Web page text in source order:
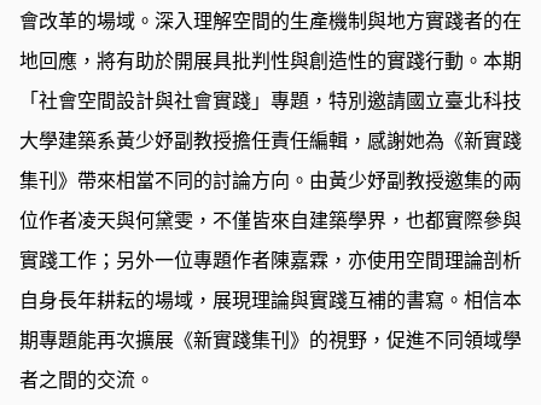
會改革的場域。深入理解空間的生產機制與地方實踐者的在
地回應，將有助於開展具批判性與創造性的實踐行動。本期
「社會空間設計與社會實踐」專題，特別邀請國立臺北科技
大學建築系黃少妤副教授擔任責任編輯，感謝她為《新實踐
集刊》帶來相當不同的討論方向。由黃少妤副教授邀集的兩
位作者凌天與何黛雯，不僅皆來自建築學界，也都實際參與
實踐工作；另外一位專題作者陳嘉霖，亦使用空間理論剖析
自身長年耕耘的場域，展現理論與實踐互補的書寫。相信本
期專題能再次擴展《新實踐集刊》的視野，促進不同領域學
者之間的交流。